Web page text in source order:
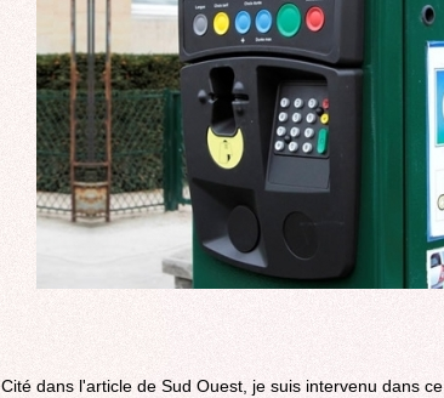
Cité dans l'article de Sud Ouest, je suis intervenu dans